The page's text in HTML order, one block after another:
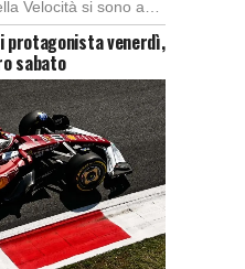
protagonista venerdì,
sabato